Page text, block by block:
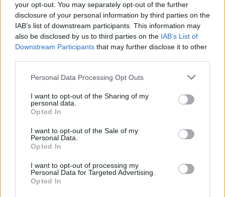
your opt-out. You may separately opt-out of the further
disclosure of your personal information by third parties on the
IAB’s list of downstream participants. This information may
also be disclosed by us to third parties on the IAB’s List of
Downstream Participants that may further disclose it to other
Please note that this website/app uses one or more Google
not limited to your visit or usage behaviour. You may click to
grant or deny consent to Google and its third-party tags to
use your data for below specified purposes in below Google
consent section.
Personal Data Processing Opt Outs
I want to opt-out of the Sharing of my
personal data.
Opted In
I want to opt-out of the Sale of my
Personal Data.
Opted In
I want to opt-out of processing my
Personal Data for Targeted Advertising.
Opted In
ugyanis amint az autó pályára gurult, nem
jelentkeztek kritikus technikai hibák, mindössze
egy kisebb üzemanyag-szivattyúval kapcsolatos
Video
This
modal
window.
The media could not be loaded, either because
the server or network failed or because the format